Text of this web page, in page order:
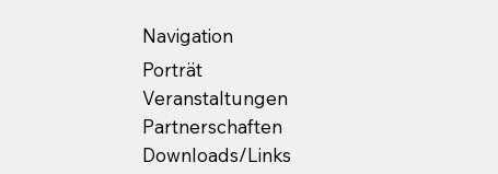
Navigation
Porträt
Veranstaltungen
Partnerschaften
Downloads/Links